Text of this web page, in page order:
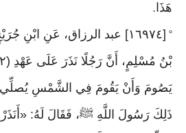
هَذَا .
°
[١٦٩٧٤] عبد الرزاق، عَنِ
يَصُومَ وَأَنْ يَقُومَ فِي الشَّمْسِ يُصلِّي،
ذَلِكَ رَسُولَ اللَّهِ ﷺ، فَقَالَ لَهُ: